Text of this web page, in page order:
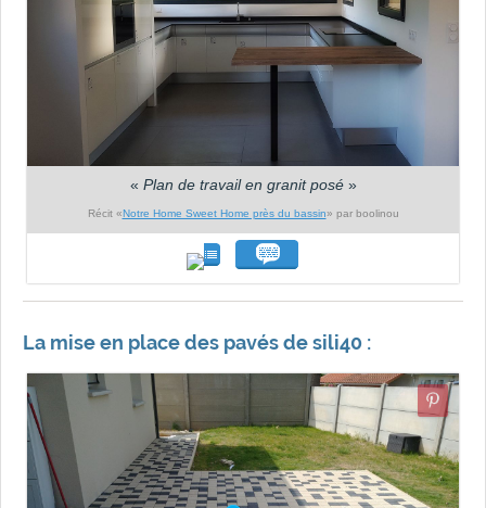
« Plan de travail en granit posé»
Récit «Notre Home Sweet Home près du bassin» par boolinou
La mise en place des pavés de sili40 :